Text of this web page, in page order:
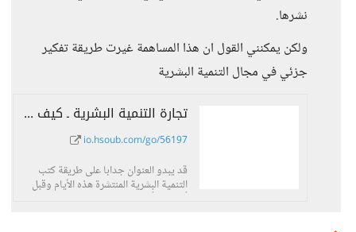
نشرها.
ولكن يمكنني القول ان هذا المساهمة غيرت طريقة تفكير
جزئي في مجال التنمية البشرية
تجارة التنمية البشرية ـ كيف أصبحت مدرب تنمية بشرية بدون شهادة أو خبرة. - حسوب...
io.hsoub.com/go/56197
قد يبدو العنوان جدابا على طريقة كتب
التنمية البشرية المنتشرة هذه الأيام وقبل
أن تطلق أحكامك